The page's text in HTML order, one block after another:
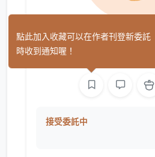
季孟 (1)
接受委託中
點此加入收藏可以在作者刊登新委託
時收到通知喔！